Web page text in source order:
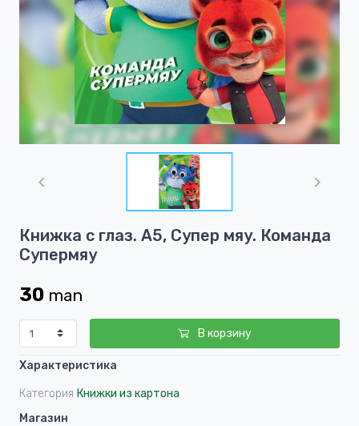
1
of
Книжка с глаз. А5, Супер мяу. Команда
Супермяу
30 man
В корзину
Характеристика
Категория Книжки из картона
Магазин